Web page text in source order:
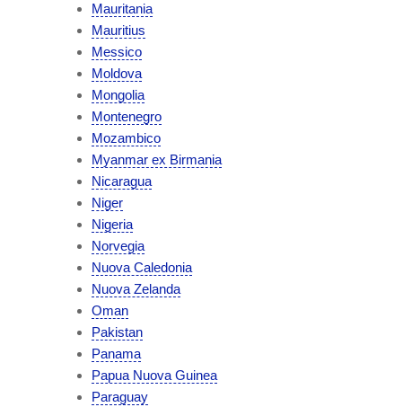
Mauritania
Mauritius
Messico
Moldova
Mongolia
Montenegro
Mozambico
Myanmar ex Birmania
Nicaragua
Niger
Nigeria
Norvegia
Nuova Caledonia
Nuova Zelanda
Oman
Pakistan
Panama
Papua Nuova Guinea
Paraguay